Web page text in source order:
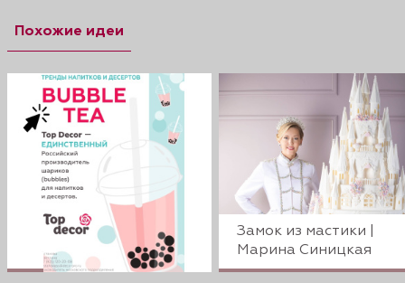
Похожие идеи
Замок из мастики |
Марина Синицкая